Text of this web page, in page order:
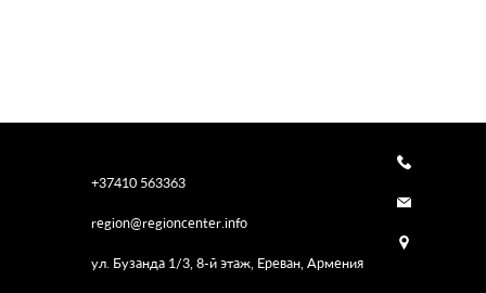
+37410 563363
region@regioncenter.info
ул. Бузанда 1/3, 8-й этаж, Ереван, Армения